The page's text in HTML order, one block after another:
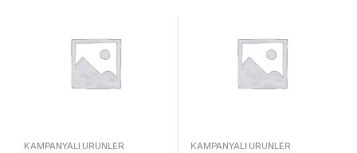
KAMPANYALI ÜRÜNLER KAMPANYALI ÜRÜNLER